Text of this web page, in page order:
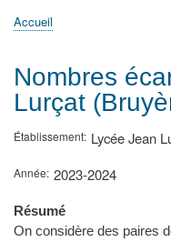
Accueil
ActualitésMATh.en.JEANS ?
Régions et Ateliers
Créer, gérer un atelier
Sujets/Publications
Congrès
d'Ariane
Accueil
Nombres
Lurçat
Établissement Lycée Jean
Année 2023-2024
Résumé
On considère des paires